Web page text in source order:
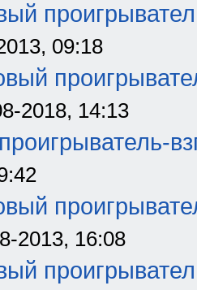
09:18
2018, 14:13
2013, 16:08